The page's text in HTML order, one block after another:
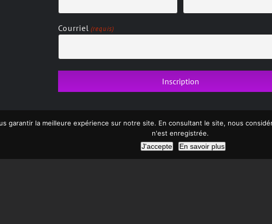
Courriel (requis)
à Modeler © Copyright 2013 > 2026 | Tous droits réservés |Politique de
garantir la meilleure expérience sur notre site. En consultant le site, nous
n'est enregistrée.
J'accepte
En savoir plus